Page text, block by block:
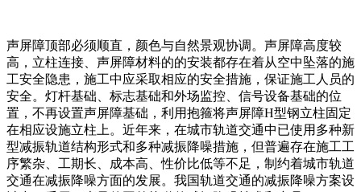
声屏障顶部必须顺直，颜色与自然景观协调。声屏障高度较
高，立柱连接、声屏障材料的的安装都存在着从空中坠落的施
工安全隐患，施工中应采取相应的安全措施，保证施工人员的
安全。灯杆基础、标志基础和外场监控、信号设备基础的位
置，不再设置声屏障基础，利用抱箍将声屏障H型钢立柱固定
在相应设施立柱上。近年来，在城市轨道交通中已使用多种新
型减振轨道结构形式和多种减振降噪措施，但普遍存在施工工
序繁杂、工期长、成本高、性价比低等不足，制约着城市轨道
交通在减振降噪方面的发展。我国轨道交通的减振降噪方案设